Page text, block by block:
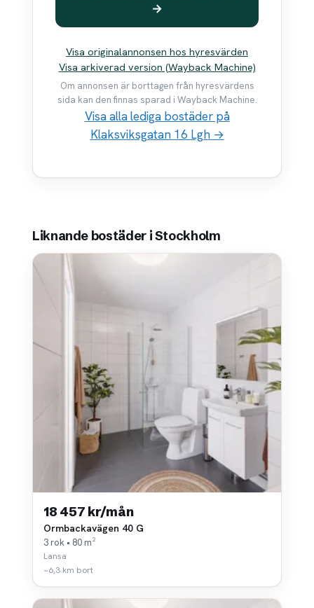
→
Visa originalannonsen hos hyresvärden
Visa arkiverad version (Wayback Machine)
Om annonsen är borttagen från hyresvärdens
sida kan den finnas sparad i Wayback Machine.
Visa alla lediga bostäder på
Klaksviksgatan 16 Lgh →
Liknande bostäder i Stockholm
18 457 kr/mån
Ormbackavägen 40 G
3 rok • 80 m²
Lansa
~6,3 km bort